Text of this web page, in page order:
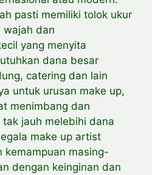
pasti memiliki tolok ukur
dan
yang menyita
dana besar
catering dan lain
untuk urusan make up,
menimbang dan
jauh melebihi dana
make up artist
kemampuan masing-
dengan keinginan dan